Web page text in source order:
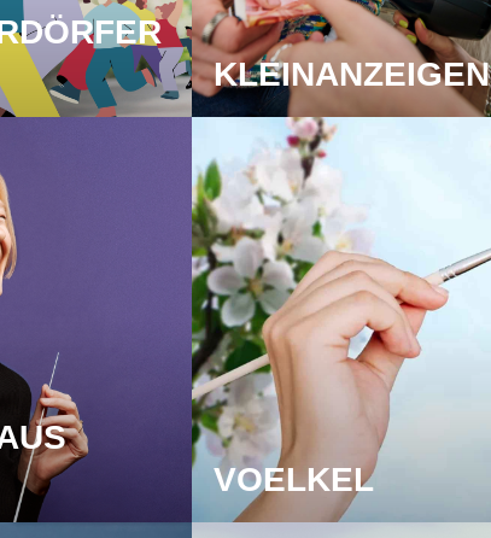
KLEINANZEIGEN
VOELKEL